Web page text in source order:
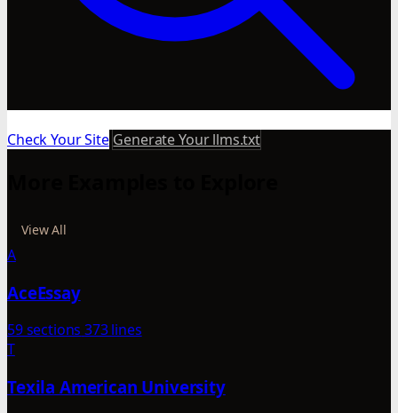
Check Your Site Generate Your llms.txt
View All
A
AceEssay
59 sections 373 lines
T
Texila American University